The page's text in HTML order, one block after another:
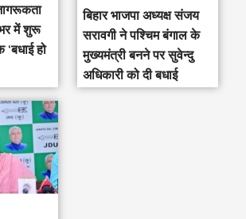
में शुरू
हो
‎बिहार भाजपा अध्यक्ष संजय
सरावगी ने पश्चिम बंगाल के
मुख्यमंत्री बनने पर सुवेन्दु
अधिकारी को दी बधाई